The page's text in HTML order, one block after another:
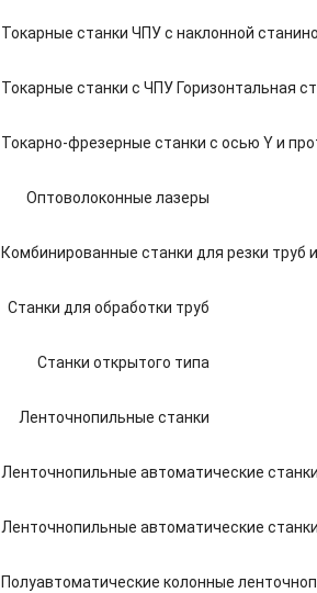
Токарные станки ЧПУ c наклонной
Токарные станки с ЧПУ Горизонтальная
Токарно-фрезерные станки с осью Y и
Оптоволоконные лазеры
Комбинированные станки для резки труб
Станки для обработки труб
Станки открытого типа
Ленточнопильные станки
Ленточнопильные автоматические
Ленточнопильные автоматические
Полуавтоматические колонные